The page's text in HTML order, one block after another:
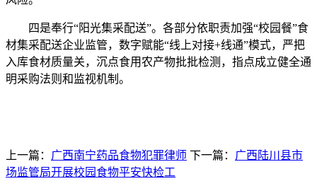
四是奉行“阳光集采配送”。各部分依职责加强“校园餐”食
材集采配送企业监管，数字赋能“线上对接+线通”模式，严把
入库食材质量关，沉点食用农产物批批检测，指点成立健全通
明采购法则和监视机制。
上一篇： 广西南宁药品食物犯罪律师 下一篇： 广西陆川县市
场监管局开展校园食物平安快检工